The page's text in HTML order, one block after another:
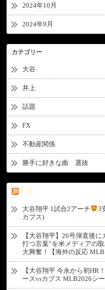
2024年10月
2024年9月
カテゴリー
大谷
井上
話題
FX
不動産関係
勝手に好きな曲 選抜
RSS
大谷翔平 1試合2アーチ 3
カブス)
【大谷翔平】26号弾直後
打つ言葉”を米メディアの
大興奮！【海外の反応 MLB
【大谷翔平 今永から初HR
ースvsカブス MLB2026シ